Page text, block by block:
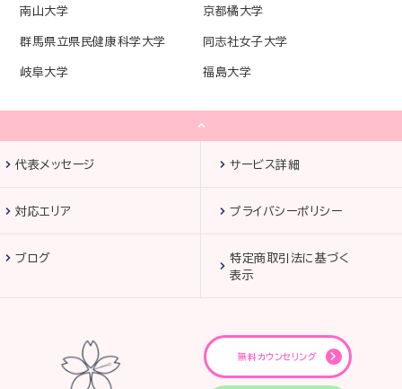
南山大学 京都橘大学
群馬県立県民健康科学大学 同志社女子大学
岐阜大学 福島大学
代表メッセージ サービス詳細
対応エリア プライバシーポリシー
ブログ
特定商取引法に基づく
表示
無料カウンセリング